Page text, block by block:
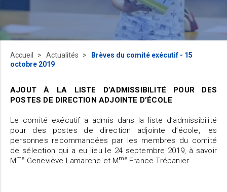
Accueil Actualités
Brèves du comité exécutif - 15
octobre 2019
AJOUT À LA LISTE D’ADMISSIBILITÉ POUR DES
POSTES DE DIRECTION ADJOINTE D’ÉCOLE
Le comité exécutif a admis dans la liste d’admissibilité
pour des postes de direction adjointe d’école, les
personnes recommandées par les membres du comité
de sélection qui a eu lieu le 24 septembre 2019, à savoir
Mme Geneviève Lamarche et MmeFrance Trépanier.